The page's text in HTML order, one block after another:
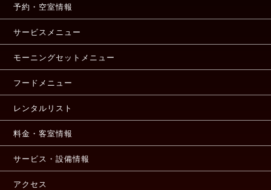
予約・空室情報
サービスメニュー
モーニングセットメニュー
フードメニュー
レンタルリスト
料金・客室情報
サービス・設備情報
アクセス